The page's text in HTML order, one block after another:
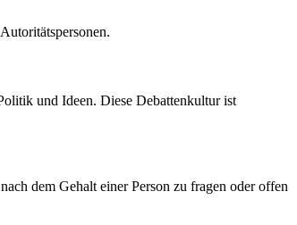
und Ideen. Diese Debattenkultur ist
dem Gehalt einer Person zu fragen oder offen